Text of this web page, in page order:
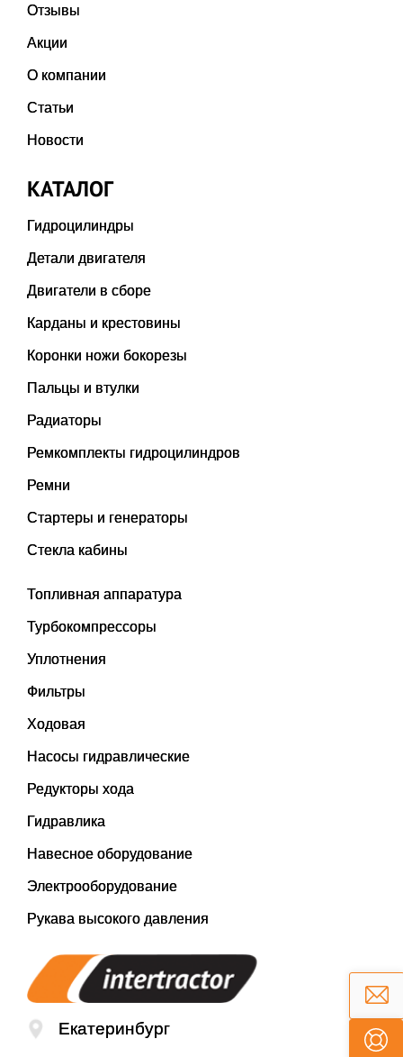
Отзывы
Акции
О компании
Статьи
Новости
КАТАЛОГ
Гидроцилиндры
Детали двигателя
Двигатели в сборе
Карданы и крестовины
Коронки ножи бокорезы
Пальцы и втулки
Радиаторы
Ремкомплекты гидроцилиндров
Ремни
Стартеры и генераторы
Стекла кабины
Топливная аппаратура
Турбокомпрессоры
Уплотнения
Фильтры
Ходовая
Насосы гидравлические
Редукторы хода
Гидравлика
Навесное оборудование
Электрооборудование
Рукава высокого давления
Екатеринбург